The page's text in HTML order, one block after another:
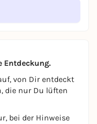
Entdeckung.
von Dir entdeckt
die nur Du lüften
bei der Hinweise